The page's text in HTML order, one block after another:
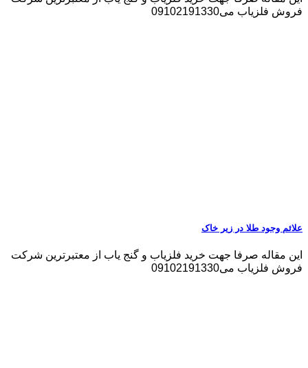
فروش فلزیاب می09102191330
علائم وجود طلا در زیر خاک
این مقاله صرفا جهت خرید فلزیاب و گنج یاب از معتبرترین شرکت
فروش فلزیاب می09102191330